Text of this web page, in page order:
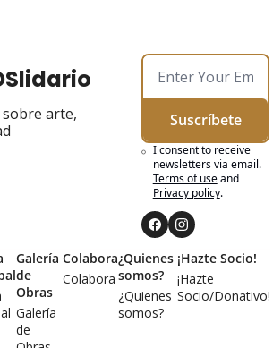
arte,
Suscríbete
I consent to receive
newsletters via email.
Terms of useand
Privacy policy.
Galería
de
Obras
Galería
de
Colabora
Colabora
¿Quienes
somos?
¿Quienes
somos?
¡Hazte Socio!
¡Hazte
Socio/Donativo!